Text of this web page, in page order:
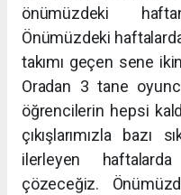
önümüzdeki
Önümüzdeki
takımı geçen sene
Oradan 3 tane
öğrencilerin hepsi
çıkışlarımızla bazı
ilerleyen
çözeceğiz.